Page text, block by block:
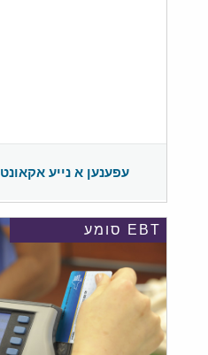
עפענען א נייע אקאונט
EBT סומע